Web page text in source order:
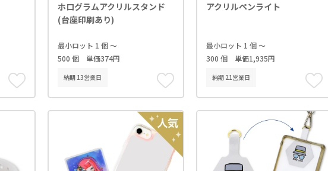
ホログラムアクリルスタンド
(台座印刷あり)
最小ロット 1 個 ～
500 個 単価374円
納期 13営業日
アクリルペンライト
最小ロット 1 個 ～
300 個 単価1,935円
納期 21営業日